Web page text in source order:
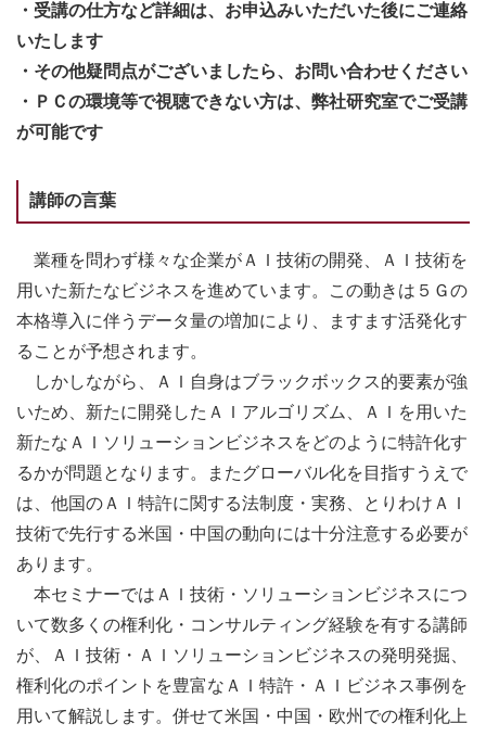
・受講の仕方など詳細は、お申込みいただいた後にご連絡
いたします
・その他疑問点がございましたら、お問い合わせください
・ＰＣの環境等で視聴できない方は、弊社研究室でご受講
が可能です
講師の言葉
業種を問わず様々な企業がＡＩ技術の開発、ＡＩ技術を
用いた新たなビジネスを進めています。この動きは５Ｇの
本格導入に伴うデータ量の増加により、ますます活発化す
ることが予想されます。
しかしながら、ＡＩ自身はブラックボックス的要素が強
いため、新たに開発したＡＩアルゴリズム、ＡＩを用いた
新たなＡＩソリューションビジネスをどのように特許化す
るかが問題となります。またグローバル化を目指すうえで
は、他国のＡＩ特許に関する法制度・実務、とりわけＡＩ
技術で先行する米国・中国の動向には十分注意する必要が
あります。
本セミナーではＡＩ技術・ソリューションビジネスにつ
いて数多くの権利化・コンサルティング経験を有する講師
が、ＡＩ技術・ＡＩソリューションビジネスの発明発掘、
権利化のポイントを豊富なＡＩ特許・ＡＩビジネス事例を
用いて解説します。併せて米国・中国・欧州での権利化上